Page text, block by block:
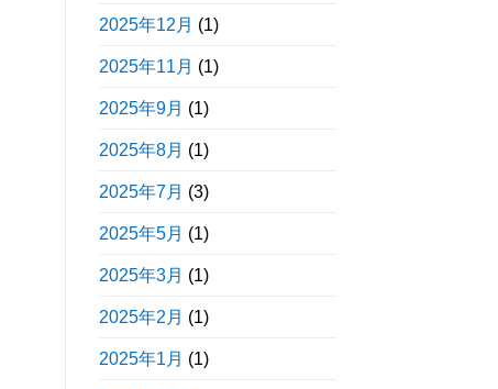
2025年12月 (1)
2025年11月 (1)
2025年9月 (1)
2025年8月 (1)
2025年7月 (3)
2025年5月 (1)
2025年3月 (1)
2025年2月 (1)
2025年1月 (1)